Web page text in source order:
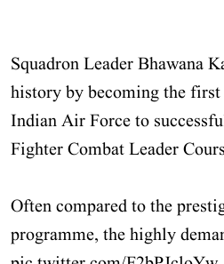
Squadron Leader Bhawana
history by becoming the
Indian Air Force to
Fighter Combat Leader
Often compared to the
programme, the highly